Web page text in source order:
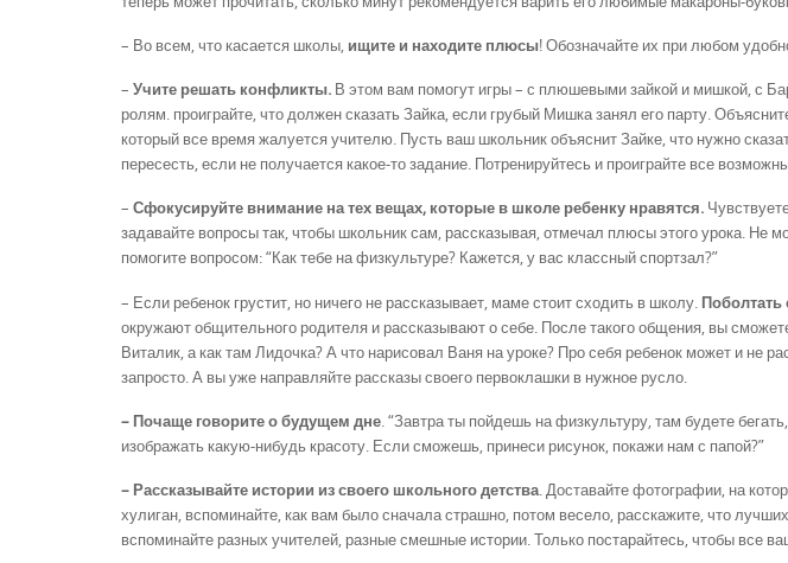
– Во всем, что касается школы, ищите и находите плюсы! Обозначайте их при любом
– Учите решать конфликты. В этом вам помогут игры – с плюшевыми зайкой и мишкой, с
ролям. проиграйте, что должен сказать Зайка, если грубый Мишка занял его парту.
который все время жалуется учителю. Пусть ваш школьник объяснит Зайке, что нужно
пересесть, если не получается какое-то задание. Потренируйтесь и проиграйте все
– Сфокусируйте внимание на тех вещах, которые в школе ребенку нравятся.
задавайте вопросы так, чтобы школьник сам, рассказывая, отмечал плюсы этого урока. Не
помогите вопросом: “Как тебе на физкультуре? Кажется, у вас классный спортзал?”
– Если ребенок грустит, но ничего не рассказывает, маме стоит сходить в школу.
окружают общительного родителя и рассказывают о себе. После такого общения, вы
Виталик, а как там Лидочка? А что нарисовал Ваня на уроке? Про себя ребенок может и не
запросто. А вы уже направляйте рассказы своего первоклашки в нужное русло.
– Почаще говорите о будущем дне. “Завтра ты пойдешь на физкультуру, там будете
изображать какую-нибудь красоту. Если сможешь, принеси рисунок, покажи нам с папой?”
– Рассказывайте истории из своего школьного детства. Доставайте фотографии, на
хулиган, вспоминайте, как вам было сначала страшно, потом весело, расскажите, что
вспоминайте разных учителей, разные смешные истории. Только постарайтесь, чтобы все